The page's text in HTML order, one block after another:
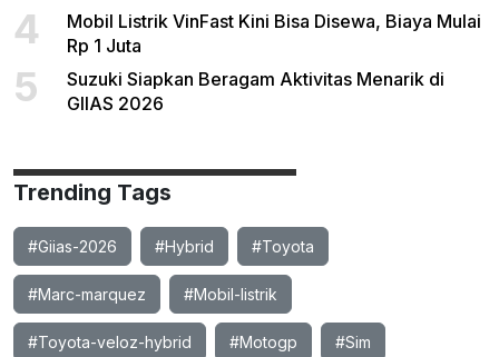
4
Mobil Listrik VinFast Kini Bisa Disewa, Biaya Mulai
Rp 1 Juta
5
Suzuki Siapkan Beragam Aktivitas Menarik di
GIIAS 2026
Trending Tags
#Giias-2026 #Hybrid #Toyota
#Marc-marquez #Mobil-listrik
#Toyota-veloz-hybrid #Motogp #Sim